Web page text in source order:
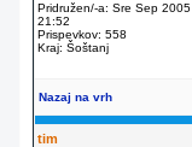
Pridružen/-a: Sre Sep 2005
21:52
Prispevkov: 558
Kraj: Šoštanj
Nazaj na vrh
tim